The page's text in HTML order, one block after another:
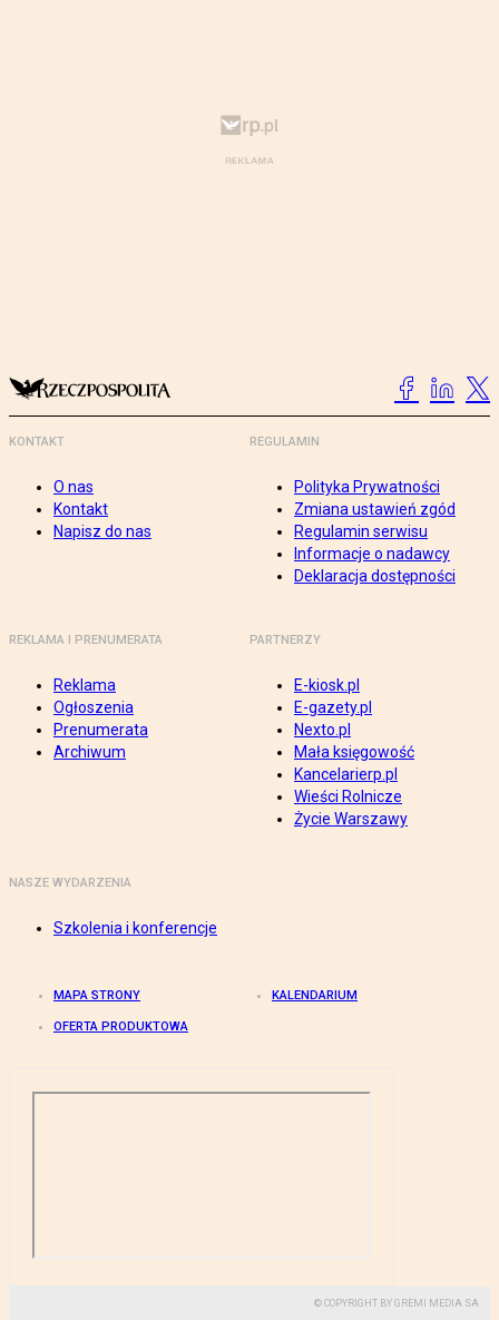
KONTAKT
O nas
Kontakt
Napisz do nas
REGULAMIN
Polityka Prywatności
Zmiana ustawień zgód
Regulamin serwisu
Informacje o nadawcy
Deklaracja dostępności
REKLAMA I PRENUMERATA
Reklama
Ogłoszenia
Prenumerata
Archiwum
PARTNERZY
E-kiosk.pl
E-gazety.pl
Nexto.pl
Mała księgowość
Kancelarierp.pl
Wieści Rolnicze
Życie Warszawy
NASZE WYDARZENIA
Szkolenia i konferencje
MAPA STRONY KALENDARIUM
OFERTA PRODUKTOWA
© COPYRIGHT BY GREMI MEDIA SA